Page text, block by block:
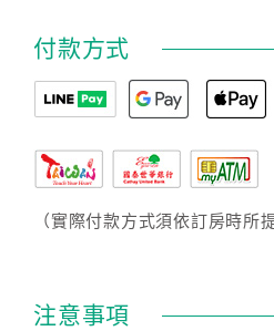
付款方式
（實際付款方式須依訂房時所
注意事項